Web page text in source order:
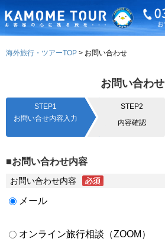
海外旅行・ツアーTOP お問い合わせ
お問い合わせ
STEP1
お問い合せ内容入力
STEP2
内容確認
■お問い合わせ内容
お問い合わせ内容
メール
オンライン旅行相談（ZOOM）